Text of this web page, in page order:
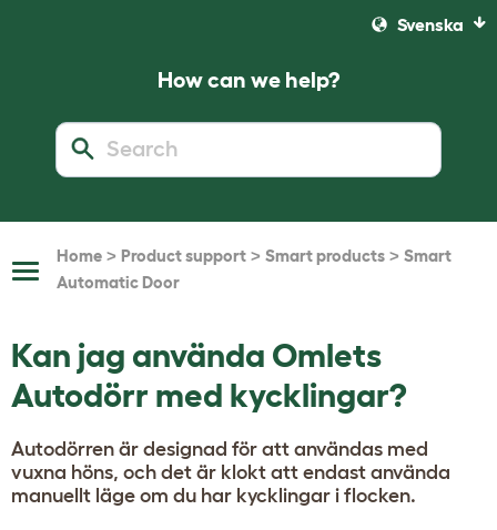
Svenska
How can we help?
Toggle
Home > Product support > Smart products > Smart
Automatic Door
Kan jag använda Omlets
Autodörr med kycklingar?
Autodörren är designad för att användas med
vuxna höns, och det är klokt att endast använda
manuellt läge om du har kycklingar i flocken.